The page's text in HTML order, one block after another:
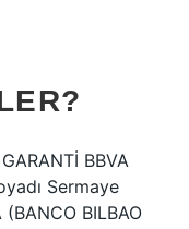
BBVA
Sermaye
(BANCO BILBAO